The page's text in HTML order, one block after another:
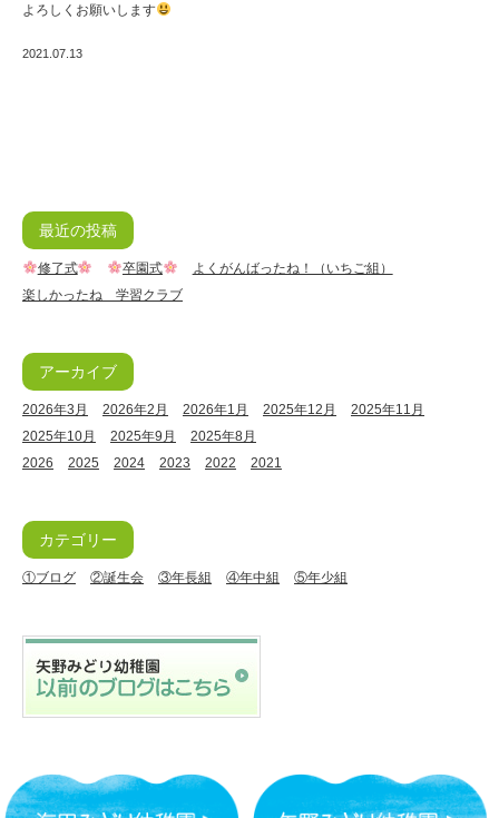
よろしくお願いします
2021.07.13
最近の投稿
修了式 卒園式
よくがんばったね！（いちご組）
楽しかったね 学習クラブ
アーカイブ
2026年3月 2026年2月 2026年1月 2025年12月
2025年11月
2025年10月
2025年9月
2025年8月
2026
2025 2024 2023 2022 2021
カテゴリー
①ブログ ②誕生会 ③年長組 ④年中組 ⑤年少組